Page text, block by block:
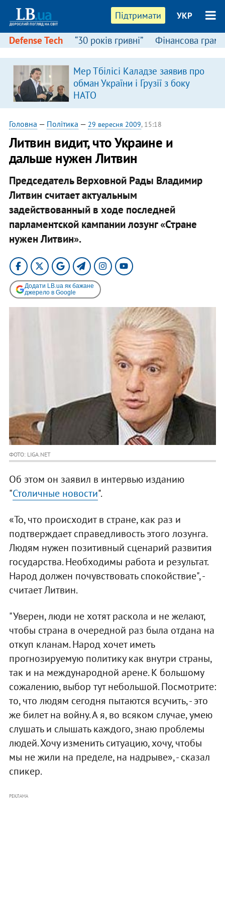
Підтримати УКР
Defense Tech “30 років гривні” Фінансова
Мер Тбілісі Каладзе заявив про
обман України і Грузії з боку
НАТО
Головна — Політика — 29 вересня 2009, 15:18
Литвин видит, что Украине и
дальше нужен Литвин
Председатель Верховной Рады Владимир
Литвин считает актуальным
задействованный в ходе последней
парламентской кампании лозунг «Стране
нужен Литвин».
Додати LB.ua як бажане
джерело в Google
ФОТО: LIGA.NET
Об этом он заявил в интервью изданию
"Столичные новости".
«То, что происходит в стране, как раз и
подтверждает справедливость этого лозунга.
Людям нужен позитивный сценарий развития
государства. Необходимы работа и результат.
Народ должен почувствовать спокойствие", -
считает Литвин.
"Уверен, люди не хотят раскола и не желают,
чтобы страна в очередной раз была отдана на
откуп кланам. Народ хочет иметь
прогнозируемую политику как внутри страны,
так и на международной арене. К большому
сожалению, выбор тут небольшой. Посмотрите:
то, что людям сегодня пытаются всучить, - это
же билет на войну. А я, во всяком случае, умею
слушать и слышать каждого, знаю проблемы
людей. Хочу изменить ситуацию, хочу, чтобы
мы не жили на пределе, на надрыве», - сказал
спикер.
РЕКЛАМА